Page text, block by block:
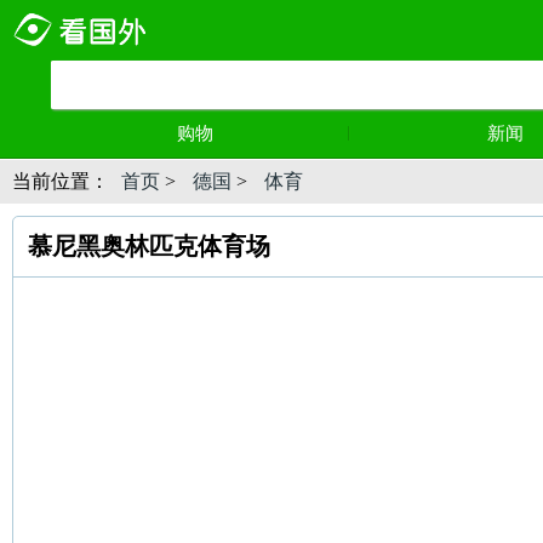
购物 新闻
当前位置： 首页 > 德国 > 体育
慕尼黑奥林匹克体育场